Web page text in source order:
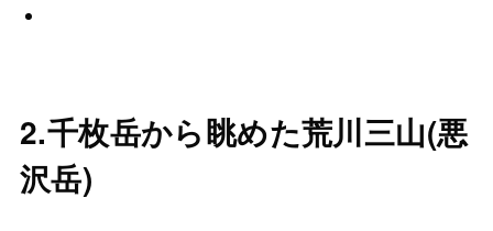
2.千枚岳から眺めた荒川三山(悪
沢岳)